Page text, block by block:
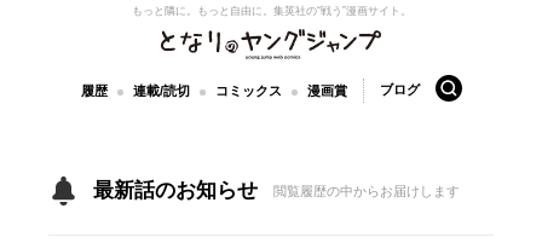
となりのヤングジャンプ
もっと隣に。もっと自由に。 集英社の“戦う”漫画サイト。
履歴 連載/読切 コミックス 漫画賞 ブログ 検索
最新話のお知らせ 閲覧履歴の中からお届けします